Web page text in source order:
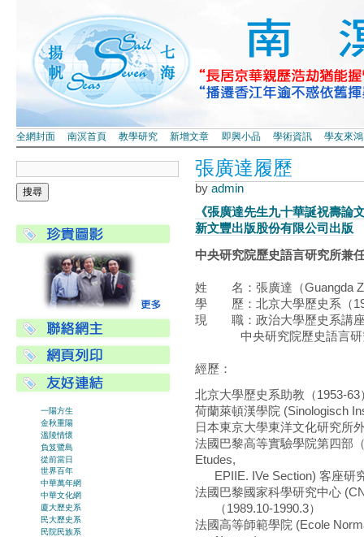
全網封面 南溟首頁 教學研究 新增文章 即興小品 學術資訊 學友來鴻
張廣達履歷
by admin
《張廣達先生九十華誕祝壽論
新文豐出版股份有限公司出版
中央研究院歷史語言研究所兼
姓 名：張廣達（Guangda
學 歷：北京大學歷史系（
現 職：政治大學歷史系講座
中央研究院歷史語言研究
經歷：
北京大學歷史系助教（1953-
荷蘭萊頓漢學院 (Sinologisch
日本東京大學東洋文化研究所
法國巴黎高等實驗學院第四部
Etudes,
EPIIE. IVe Section) 客座研
法國巴黎國家科學研究中心
（1989.10-1990.3）
法國高等師範學院 (Ecole
一陽方生
金秋重陽
溫陵情懷
負笈鷺島
從前當日
世界百年
中華萬年網
中華文化網
廈大歷史系
民大歷史系
民院民族系